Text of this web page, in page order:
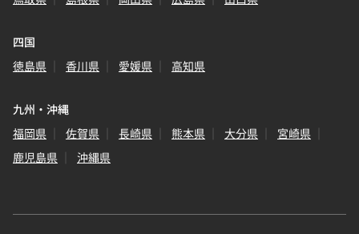
四国
徳島県
香川県 愛媛県 高知県
九州・沖縄
福岡県
佐賀県 長崎県 熊本県 大分県
宮崎県
鹿児島県
沖縄県